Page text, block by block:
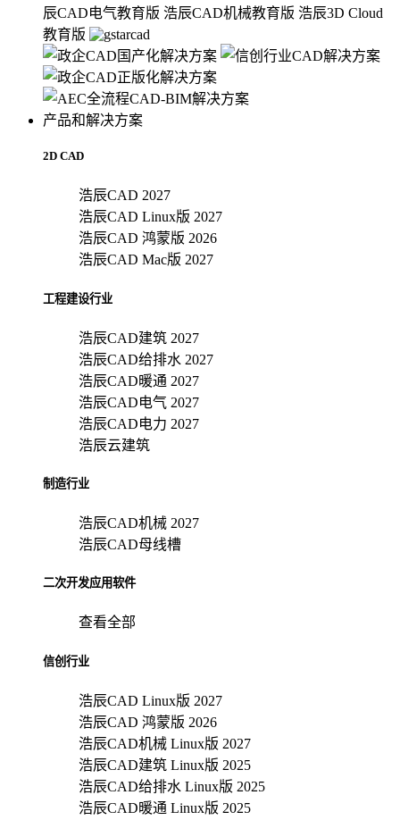
辰CAD电气教育版 浩辰CAD机械教育版 浩辰3D Cloud
教育版
产品和解决方案
2D CAD
浩辰CAD 2027
浩辰CAD Linux版 2027
浩辰CAD 鸿蒙版 2026
浩辰CAD Mac版 2027
工程建设行业
浩辰CAD建筑 2027
浩辰CAD给排水 2027
浩辰CAD暖通 2027
浩辰CAD电气 2027
浩辰CAD电力 2027
浩辰云建筑
制造行业
浩辰CAD机械 2027
浩辰CAD母线槽
二次开发应用软件
查看全部
信创行业
浩辰CAD Linux版 2027
浩辰CAD 鸿蒙版 2026
浩辰CAD机械 Linux版 2027
浩辰CAD建筑 Linux版 2025
浩辰CAD给排水 Linux版 2025
浩辰CAD暖通 Linux版 2025